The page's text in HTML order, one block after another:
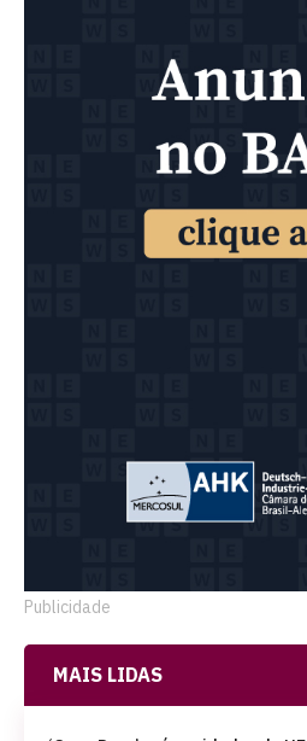
Publicidade
MAIS LIDAS